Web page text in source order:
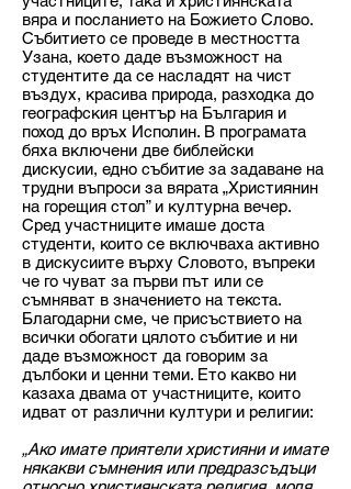
вяра и посланието на Божието Слово.
Събитието се проведе в местността
Узана, което даде възможност на
студентите да се насладят на чист
въздух, красива природа, разходка до
географския център на България и
поход до връх Исполин. В програмата
бяха включени две библейски
дискусии, едно събитие за задаване на
трудни въпроси за вярата „Християнин
на горещия стол” и културна вечер.
Сред участниците имаше доста
студенти, които се включваха активно
в дискусиите върху Словото, въпреки
че го чуват за първи път или се
съмняват в значението на текста.
Благодарни сме, че присъствието на
всички обогати цялото събитие и ни
даде възможност да говорим за
дълбоки и ценни теми. Ето какво ни
казаха двама от участниците, които
идват от различни култури и религии:
„Ако имате приятели християни и имате
някакви съмнения или предразсъдъци